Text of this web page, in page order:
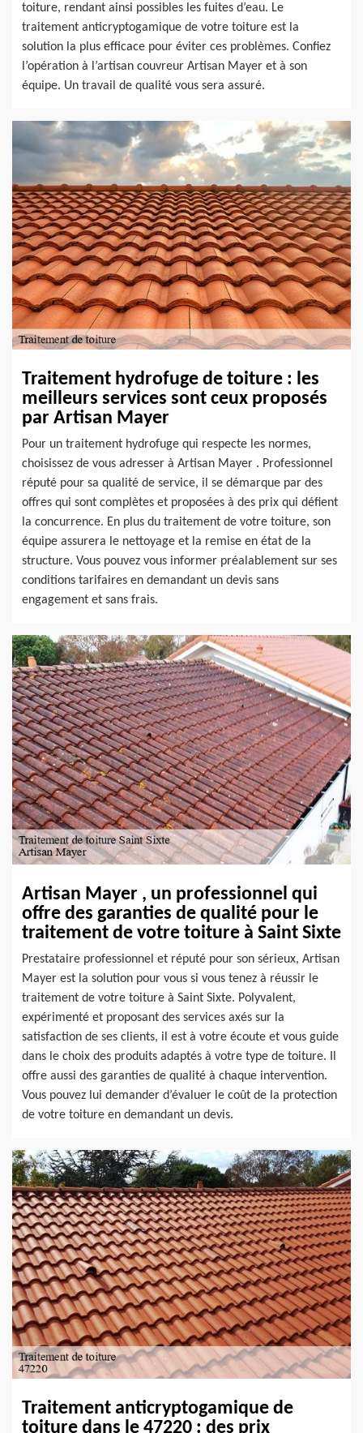
toiture, rendant ainsi possibles les fuites d’eau. Le
traitement anticryptogamique de votre toiture est la
solution la plus efficace pour éviter ces problèmes. Confiez
l’opération à l’artisan couvreur Artisan Mayer et à son
équipe. Un travail de qualité vous sera assuré.
Traitement hydrofuge de toiture : les
meilleurs services sont ceux proposés
par Artisan Mayer
Pour un traitement hydrofuge qui respecte les normes,
choisissez de vous adresser à Artisan Mayer . Professionnel
réputé pour sa qualité de service, il se démarque par des
offres qui sont complètes et proposées à des prix qui défient
la concurrence. En plus du traitement de votre toiture, son
équipe assurera le nettoyage et la remise en état de la
structure. Vous pouvez vous informer préalablement sur ses
conditions tarifaires en demandant un devis sans
engagement et sans frais.
Artisan Mayer , un professionnel qui
offre des garanties de qualité pour le
traitement de votre toiture à Saint Sixte
Prestataire professionnel et réputé pour son sérieux, Artisan
Mayer est la solution pour vous si vous tenez à réussir le
traitement de votre toiture à Saint Sixte. Polyvalent,
expérimenté et proposant des services axés sur la
satisfaction de ses clients, il est à votre écoute et vous guide
dans le choix des produits adaptés à votre type de toiture. Il
offre aussi des garanties de qualité à chaque intervention.
Vous pouvez lui demander d’évaluer le coût de la protection
de votre toiture en demandant un devis.
Traitement anticryptogamique de
toiture dans le 47220 : des prix